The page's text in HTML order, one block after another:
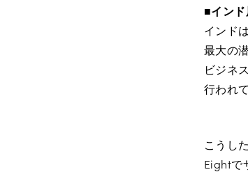
■イン
インド
最大の
ビジネ
行われ
こうし
Eightで